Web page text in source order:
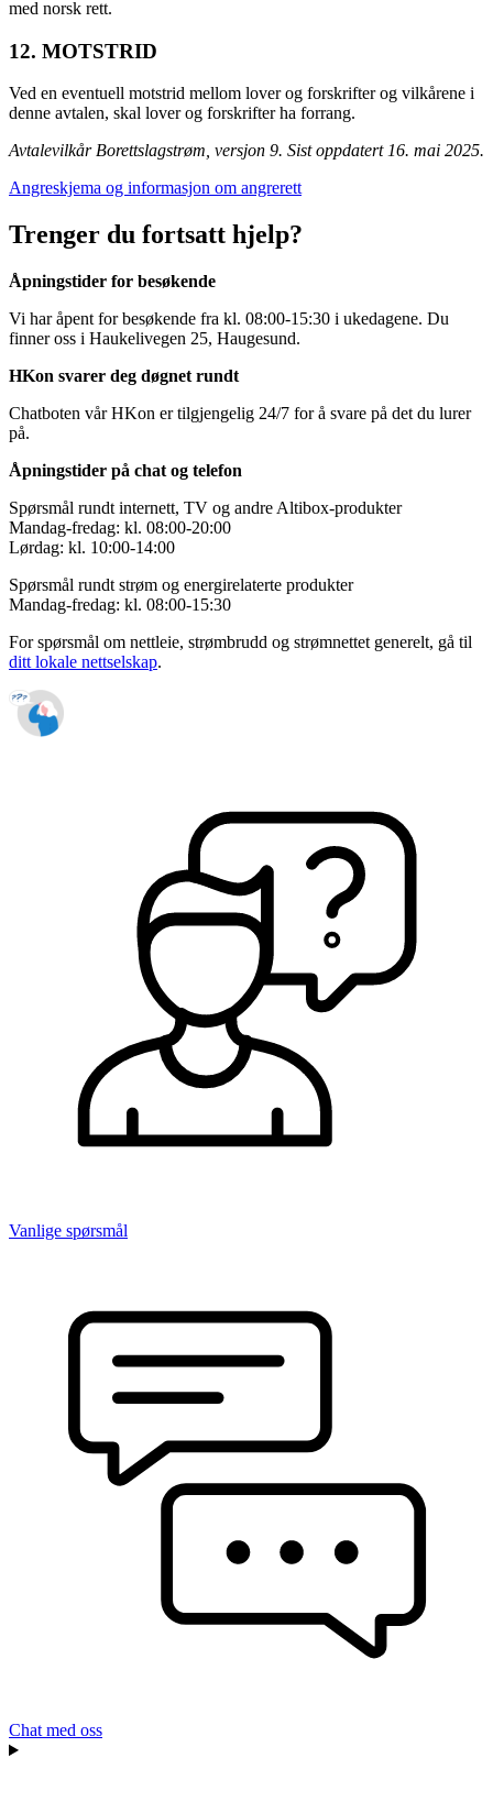
med norsk rett.
12. MOTSTRID
Ved en eventuell motstrid mellom lover og forskrifter og vilkårene i
denne avtalen, skal lover og forskrifter ha forrang.
Avtalevilkår Borettslagstrøm, versjon 9. Sist oppdatert 16. mai 2025.
Angreskjema og informasjon om angrerett
Trenger du fortsatt hjelp?
Åpningstider for besøkende
Vi har åpent for besøkende fra kl. 08:00-15:30 i ukedagene. Du
finner oss i Haukelivegen 25, Haugesund.
HKon svarer deg døgnet rundt
Chatboten vår HKon er tilgjengelig 24/7 for å svare på det du lurer
på.
Åpningstider på chat og telefon
Spørsmål rundt internett, TV og andre Altibox-produkter
Mandag-fredag: kl. 08:00-20:00
Lørdag: kl. 10:00-14:00
Spørsmål rundt strøm og energirelaterte produkter
Mandag-fredag: kl. 08:00-15:30
For spørsmål om nettleie, strømbrudd og strømnettet generelt, gå til
ditt lokale nettselskap.
Vanlige spørsmål
Chat med oss